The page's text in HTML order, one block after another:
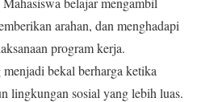
arahan, dan menghadapi
program kerja.
bekal berharga ketika
lingkungan sosial yang lebih luas.